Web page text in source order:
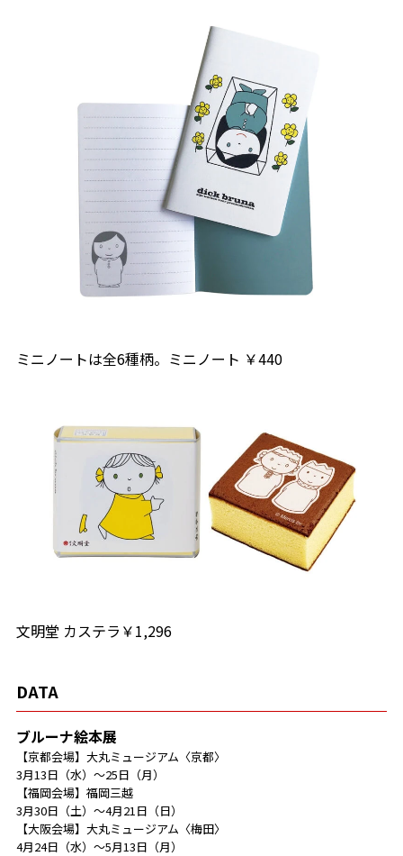
ミニノートは全6種柄。ミニノート ￥440
文明堂 カステラ￥1,296
DATA
ブルーナ絵本展
【京都会場】大丸ミュージアム〈京都〉
3月13日（水）～25日（月）
【福岡会場】福岡三越
3月30日（土）～4月21日（日）
【大阪会場】大丸ミュージアム〈梅田〉
4月24日（水）～5月13日（月）